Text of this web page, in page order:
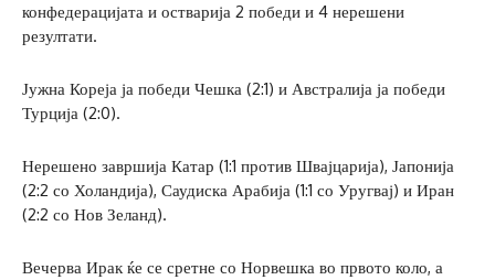
конфедерацијата и остварија 2 победи и 4 нерешени
резултати.
Јужна Кореја ја победи Чешка (2:1) и Австралија ја победи
Турција (2:0).
Нерешено завршија Катар (1:1 против Швајцарија), Јапонија
(2:2 со Холандија), Саудиска Арабија (1:1 со Уругвај) и Иран
(2:2 со Нов Зеланд).
Вечерва Ирак ќе се сретне со Норвешка во првото коло, а